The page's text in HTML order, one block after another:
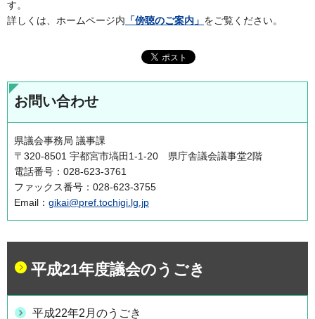
す。
詳しくは、ホームページ内 「傍聴のご案内」 をご覧ください。
お問い合わせ
県議会事務局 議事課
〒320-8501 宇都宮市塙田1-1-20 県庁舎議会議事堂2階
電話番号：028-623-3761
ファックス番号：028-623-3755
Email： gikai@pref.tochigi.lg.jp
平成21年度議会のうごき
平成22年2月のうごき